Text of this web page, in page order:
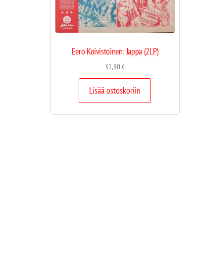
Eero Koivistoinen: Jappa (2LP)
31,90€
Lisää ostoskoriin